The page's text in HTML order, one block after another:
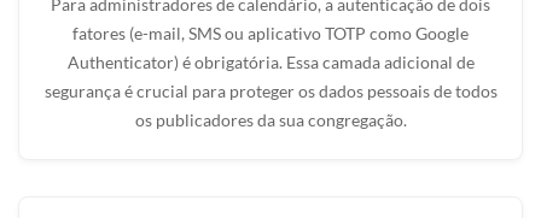
Para administradores de calendário, a autenticação de dois
fatores (e-mail, SMS ou aplicativo TOTP como Google
Authenticator) é obrigatória. Essa camada adicional de
segurança é crucial para proteger os dados pessoais de todos
os publicadores da sua congregação.